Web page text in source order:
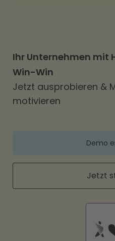
Ihr Unternehmen mit
Win-Win
Jetzt ausprobieren &
motivieren
Demo
Jetzt